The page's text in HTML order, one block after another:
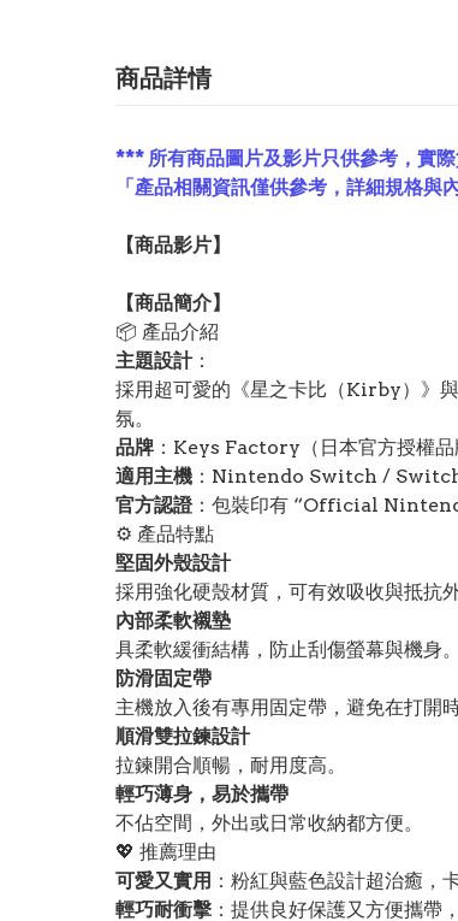
商品詳情
*** 所有商品圖片及影片只供參考，實
「產品相關資訊僅供參考，詳細規格與
【商品影片】
【商品簡介】
📦 產品介紹
主題設計：
採用超可愛的《星之卡比（Kirby）》
氛。
品牌 ：Keys Factory（日本官方授權品
適用主機 ：Nintendo Switch /
官方認證：包裝印有 “Official
⚙️ 產品特點
堅固外殼設計
採用強化硬殼材質，可有效吸收與抵抗
內部柔軟襯墊
具柔軟緩衝結構，防止刮傷螢幕與機身。
防滑固定帶
主機放入後有專用固定帶，避免在打開時
順滑雙拉鍊設計
拉鍊開合順暢，耐用度高。
輕巧薄身，易於攜帶
不佔空間，外出或日常收納都方便。
💖 推薦理由
可愛又實用 ：粉紅與藍色設計超治癒，
輕巧耐衝擊 ：提供良好保護又方便攜帶